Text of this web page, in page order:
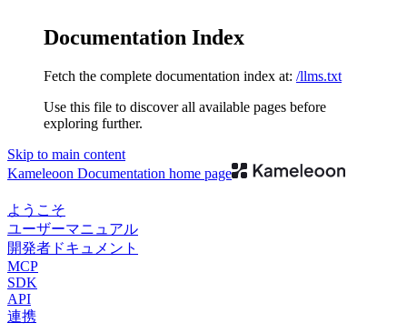
Documentation Index
Fetch the complete documentation index at: /llms.txt
Use this file to discover all available pages before
exploring further.
Skip to main content
Kameleoon Documentation home page
ようこそ
ユーザーマニュアル
開発者ドキュメント
MCP
SDK
API
連携